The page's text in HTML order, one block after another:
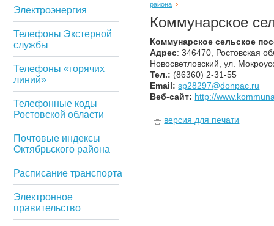
Электроэнергия
Телефоны Экстерной
службы
Телефоны «горячих
линий»
Телефонные коды
Ростовской области
Почтовые индексы
Октябрьского района
Расписание транспорта
Электронное
правительство
района
Коммунарское
Коммунарское сельское
Адрес: 346470, Ростовская
Новосветловский, ул.
Тел.: (86360) 2-31-55
Email: sp28297@donpac.ru
Веб-сайт: http://
версия для печати